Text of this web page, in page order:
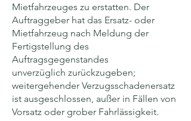
Mietfahrzeuges zu erstatten. Der
Auftraggeber hat das Ersatz- oder
Mietfahrzeug nach Meldung der
Fertigstellung des
Auftragsgegenstandes
unverzüglich zurückzugeben;
weitergehender Verzugsschadenersatz
ist ausgeschlossen, außer in Fällen von
Vorsatz oder grober Fahrlässigkeit.